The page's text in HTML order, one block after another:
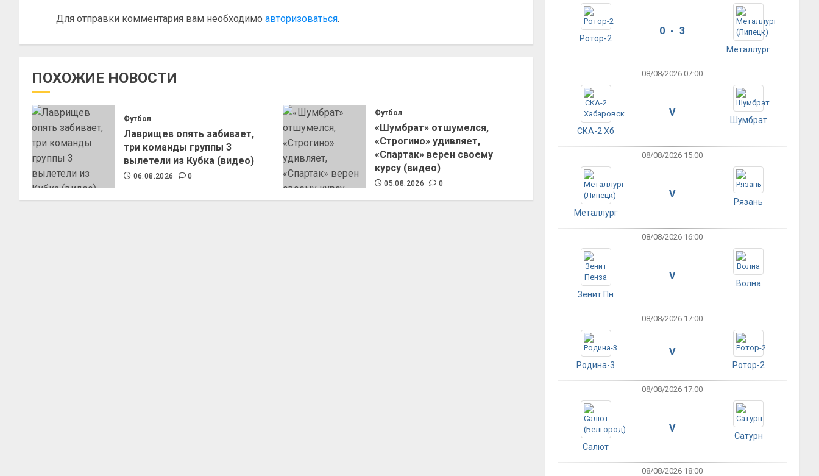
Для отправки комментария вам необходимо авторизоваться.
ПОХОЖИЕ НОВОСТИ
Футбол
Лаврищев опять забивает,
три команды группы 3
вылетели из Кубка (видео)
06.08.2026 0
Футбол
«Шумбрат» отшумелся,
«Строгино» удивляет,
«Спартак» верен своему
курсу (видео)
05.08.2026 0
Ротор-2
0 - 3
Металлург
08/08/2026 07:00
СКА-2 Хб
V
Шумбрат
08/08/2026 15:00
Металлург
V
Рязань
08/08/2026 16:00
Зенит Пн
V
Волна
08/08/2026 17:00
Родина-3
V
Ротор-2
08/08/2026 17:00
Салют
V
Сатурн
08/08/2026 18:00